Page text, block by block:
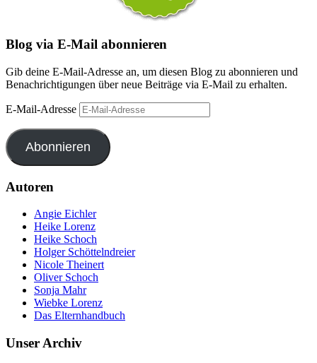
Blog via E-Mail abonnieren
Gib deine E-Mail-Adresse an, um diesen Blog zu abonnieren und
Benachrichtigungen über neue Beiträge via E-Mail zu erhalten.
E-Mail-Adresse
Abonnieren
Autoren
Angie Eichler
Heike Lorenz
Heike Schoch
Holger Schöttelndreier
Nicole Theinert
Oliver Schoch
Sonja Mahr
Wiebke Lorenz
Das Elternhandbuch
Unser Archiv